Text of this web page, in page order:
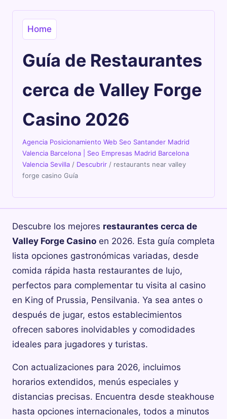
Home
Guía de Restaurantes
cerca de Valley Forge
Casino 2026
Agencia Posicionamiento Web Seo Santander Madrid
Valencia Barcelona | Seo Empresas Madrid Barcelona
Valencia Sevilla / Descubrir / restaurants near valley
forge casino Guía
Descubre los mejores restaurantes cerca de
Valley Forge Casino en 2026. Esta guía completa
lista opciones gastronómicas variadas, desde
comida rápida hasta restaurantes de lujo,
perfectos para complementar tu visita al casino
en King of Prussia, Pensilvania. Ya sea antes o
después de jugar, estos establecimientos
ofrecen sabores inolvidables y comodidades
ideales para jugadores y turistas.
Con actualizaciones para 2026, incluimos
horarios extendidos, menús especiales y
distancias precisas. Encuentra desde steakhouse
hasta opciones internacionales, todos a minutos